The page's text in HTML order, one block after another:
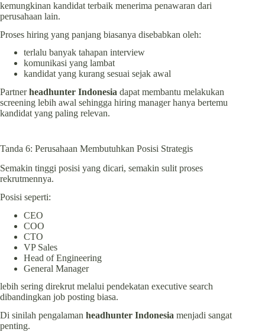
kemungkinan kandidat terbaik menerima penawaran dari
perusahaan lain.
Proses hiring yang panjang biasanya disebabkan oleh:
terlalu banyak tahapan interview
komunikasi yang lambat
kandidat yang kurang sesuai sejak awal
Partnerheadhunter Indonesia dapat membantu melakukan
screening lebih awal sehingga hiring manager hanya bertemu
kandidat yang paling relevan.
Tanda 6: Perusahaan Membutuhkan Posisi Strategis
Semakin tinggi posisi yang dicari, semakin sulit proses
rekrutmennya.
Posisi seperti:
CEO
COO
CTO
VP Sales
Head of Engineering
General Manager
lebih sering direkrut melalui pendekatan executive search
dibandingkan job posting biasa.
Di sinilah pengalaman headhunter Indonesia menjadi sangat
penting.